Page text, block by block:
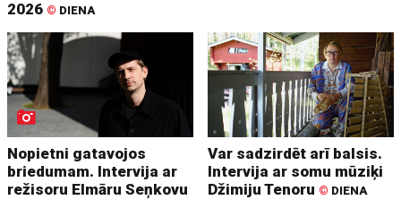
2026 © DIENA
Nopietni gatavojos
briedumam. Intervija ar
režisoru Elmāru Seņkovu
Var sadzirdēt arī balsis.
Intervija ar somu mūziķi
Džimiju Tenoru © DIENA